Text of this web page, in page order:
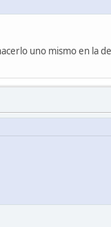
uno mismo en la